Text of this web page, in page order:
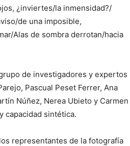
¿inviertes/la inmensidad?/
de una imposible,
Alas de sombra derrotan/hacia
de investigadores y expertos
Pascual Peset Ferrer, Ana
Núñez, Nerea Ubieto y Carmen
capacidad sintética.
representantes de la fotografía